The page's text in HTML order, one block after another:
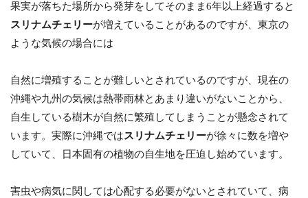
果実が落ちた場所から発芽をしてそのまま6年以上経過すると
スリナムチェリーが増えていることがあるのですが、東京の
ような気候の場合には
自然に増殖することが難しいとされているのですが、現在の
沖縄や九州の気候は熱帯雨林とあまり違いがないことから、
自生している樹木が自然に繁殖してしまうことが懸念されて
います。実際に沖縄ではスリナムチェリーが徐々に数を増や
していて、日本固有の植物の自生地を圧迫し始めています。
害虫や病気に関しては心配する必要がないとされていて、病